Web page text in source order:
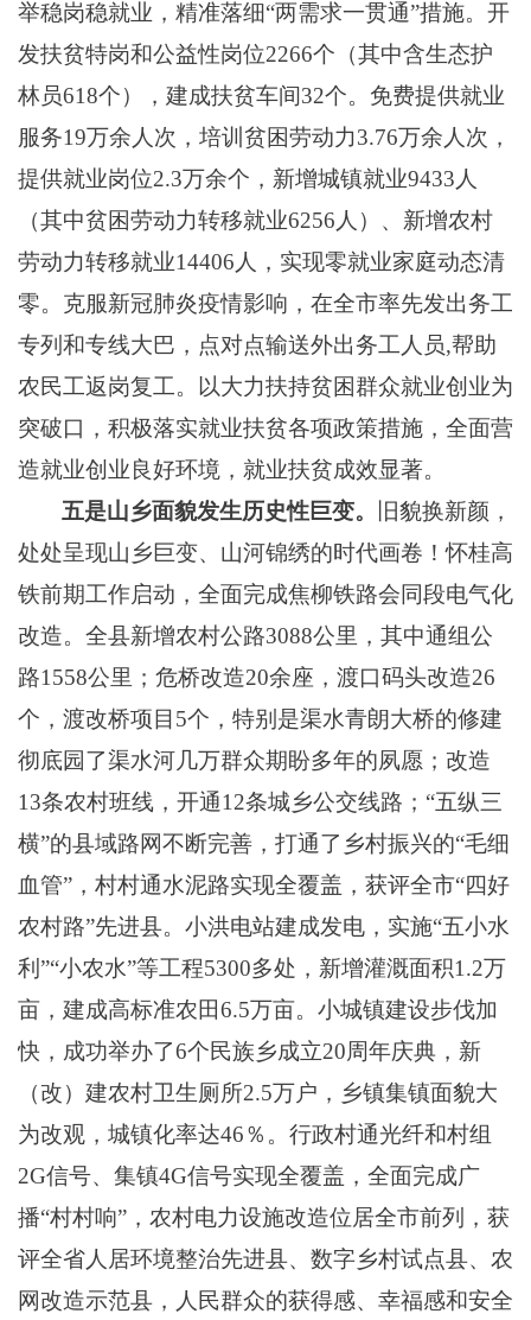
举稳岗稳就业，精准落细“两需求一贯通”措施。开
发扶贫特岗和公益性岗位2266个（其中含生态护
林员618个），建成扶贫车间32个。 免费提供就业
服务19万余人次 ， 培训贫困劳动力3.76万余人次，
提供就业岗位2.3万余个，新增城镇就业9433人
（其中贫困劳动力转移就业6256人） 、新增农村
劳动力转移就业14406人，实现零就业家庭动态清
零。 克服新冠肺炎疫情影响，在全市率先发出务工
专列和专线大巴，点对点输送外出务工人员,帮助
农民工返岗复工。以大力扶持贫困群众就业创业为
突破口，积极落实就业扶贫各项政策措施，全面营
造就业创业良好环境， 就业扶贫成效显著。
五是山乡面貌发生历史性巨变。
旧貌换新颜，
处处呈现山乡巨变、山河锦绣的时代画卷！怀桂高
铁前期工作启动，全面完成焦柳铁路会同段电气化
改造。全县新增农村公路3088公里，其中通组公
路1 558公里 ；危桥改造20余座，渡口码头改造26
个，渡改桥项目5个，特别是渠水青朗大桥的修建
彻底园了渠水河几万群众期盼多年的夙愿 ；改造
13条农村班线，开通12条城乡公交线路； “五纵三
横”的县域路网不断完善，打通了乡村振兴的“毛细
血管”，村村通水泥路实现全覆盖，获评全市“四好
农村路”先进县。小洪电站建成发电，实施“五小水
利”“小农水”等工程5300多处，新增灌溉面积1.2万
亩，建成高标准农田6.5万亩。小城镇建设步伐加
快，成功举办了6个民族乡成立20周年庆典， 新
（改）建农村卫生厕所2.5万户， 乡镇集镇面貌大
为改观，城镇化率达46％。行政村通光纤和村组
2G信号、集镇4G信号实现全覆盖，全面完成广
播“村村响”，农村电力设施改造位居全市前列，获
评全省人居环境整治先进县、数字乡村试点县、农
网改造示范县 ， 人民群众的获得感、幸福感和安全